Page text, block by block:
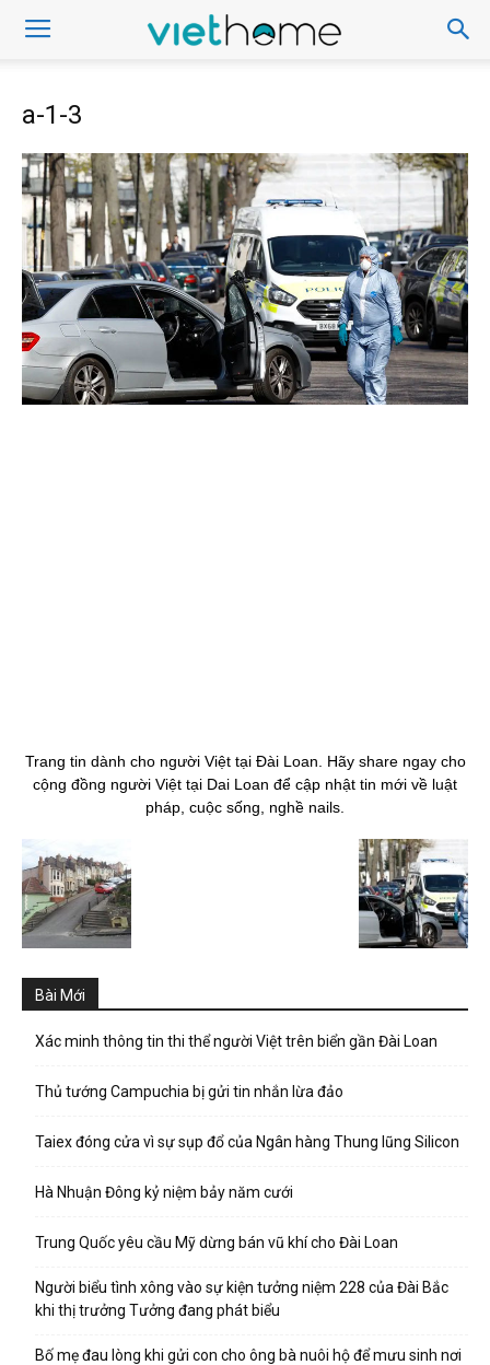
a-1-3
Trang tin dành cho người Việt tại Đài Loan. Hãy share ngay cho
cộng đồng người Việt tại Dai Loan để cập nhật tin mới về luật
pháp, cuộc sống, nghề nails.
Bài Mới
Xác minh thông tin thi thể người Việt trên biển gần Đài Loan
Thủ tướng Campuchia bị gửi tin nhắn lừa đảo
Taiex đóng cửa vì sự sụp đổ của Ngân hàng Thung lũng Silicon
Hà Nhuận Đông kỷ niệm bảy năm cưới
Trung Quốc yêu cầu Mỹ dừng bán vũ khí cho Đài Loan
Người biểu tình xông vào sự kiện tưởng niệm 228 của Đài Bắc
khi thị trưởng Tưởng đang phát biểu
Bố mẹ đau lòng khi gửi con cho ông bà nuôi hộ để mưu sinh nơi